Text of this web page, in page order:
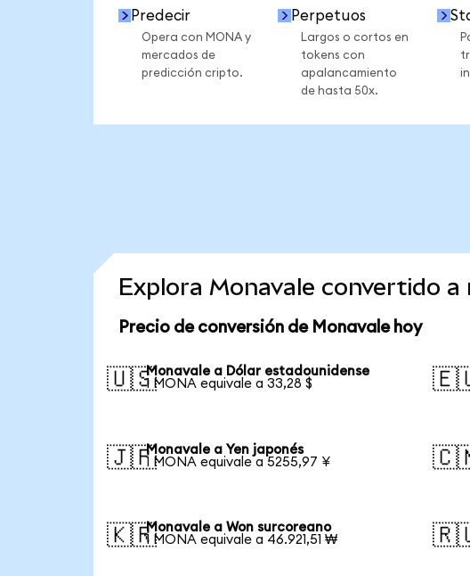
Predecir
Opera con MONA y
mercados de
predicción cripto.
Perpetuos
Largos o cortos en
tokens con
apalancamiento
de hasta 50x.
Explora Monavale convertido
Precio de conversión de Monavale hoy
🇺🇸Monavale a Dólar estadounidense
1 MONA equivale a 33,28 $
🇯🇵Monavale a Yen japonés
1 MONA equivale a 5255,97 ¥
🇰🇷Monavale a Won surcoreano
1 MONA equivale a 46.921,51 ₩